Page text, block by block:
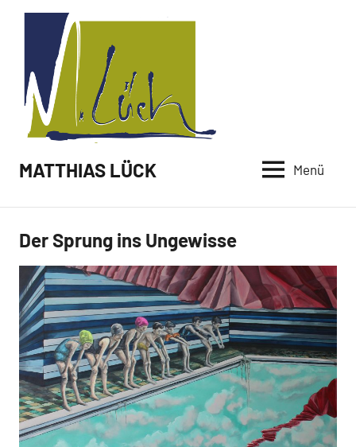
MATTHIAS LÜCK Menü
Malerei /
Der Sprung ins Ungewisse